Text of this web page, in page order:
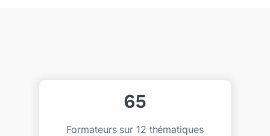
73
Formateurs sur 12 thématiques